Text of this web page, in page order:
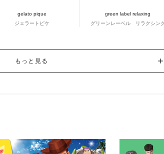
gelato pique
ジェラートピケ
green label relaxing
グリーンレーベル リラクシン
もっと見る